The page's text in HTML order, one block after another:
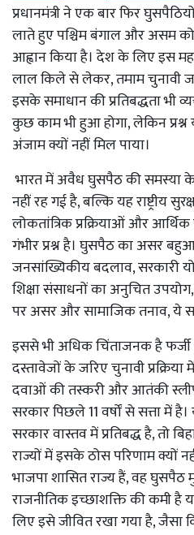
प्रधानमंत्री ने एक बार फिर
लाते हुए पश्चिम बंगाल और असम
आह्वान किया है। देश के लिए इस
लाल किले से लेकर, तमाम चुनावी
इसके समाधान की प्रतिबद्धता भी
कुछ काम भी हुआ होगा, लेकिन
अंजाम क्यों नहीं मिल पाया।
भारत में अवैध घुसपैठ की समस्या
नहीं रह गई है, बल्कि यह राष्ट्रीय
लोकतांत्रिक प्रक्रियाओं और
गंभीर प्रश्न है। घुसपैठ का असर
जनसांख्यिकीय बदलाव, सरकारी
शिक्षा संसाधनों का अनुचित
पर असर और सामाजिक तनाव, ये
इससे भी अधिक चिंताजनक है
दस्तावेजों के जरिए चुनावी
दवाओं की तस्करी और आतंकी
सरकार पिछले 11 वर्षों से सत्ता में
सरकार वास्तव में प्रतिबद्ध है, तो
राज्यों में इसके ठोस परिणाम क्यों
भाजपा शासित राज्य हैं, वह घुसपैठ
राजनीतिक इच्छाशक्ति की कमी है
लिए इसे जीवित रखा गया है, जैसा